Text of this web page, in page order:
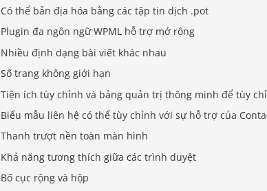
Có thể bản địa hóa bằng các tập tin dịch .pot
Plugin đa ngôn ngữ WPML hỗ trợ mở rộng
Nhiều định dạng bài viết khác nhau
Số trang không giới hạn
Tiện ích tùy chỉnh và bảng quản trị thông minh để tùy
Biểu mẫu liên hệ có thể tùy chỉnh với sự hỗ trợ của
Thanh trượt nền toàn màn hình
Khả năng tương thích giữa các trình duyệt
Bố cục rộng và hộp